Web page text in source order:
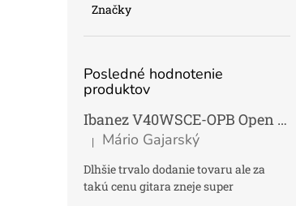
Značky
Posledné hodnotenie
produktov
Ibanez V40WSCE-OPB Open Pore Brown Elektroakustická gitara Dreadnought
Hodnotenie produktu je 4 z 5 hviezdičiek.
| Mário Gajarský
Dlhšie trvalo dodanie tovaru ale za
takú cenu gitara zneje super